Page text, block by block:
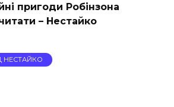
пригоди Робінзона
– Нестайко
НЕСТАЙКО